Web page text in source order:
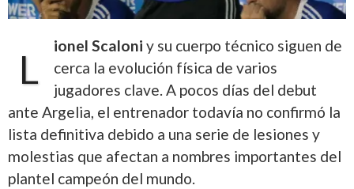
L
ionel Scaloni y su cuerpo técnico siguen de
cerca la evolución física de varios
jugadores clave. A pocos días del debut
ante Argelia, el entrenador todavía no confirmó la
lista definitiva debido a una serie de lesiones y
molestias que afectan a nombres importantes del
plantel campeón del mundo.